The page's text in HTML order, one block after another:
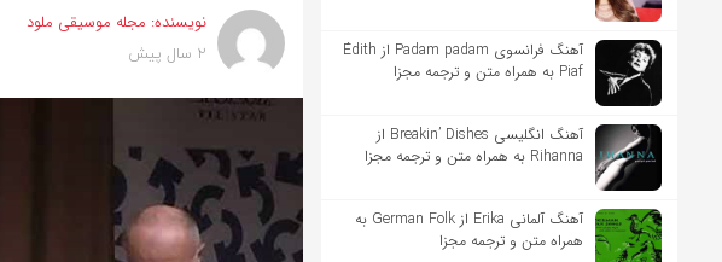
آهنگ فرانسوی Padam padam از Édith
Piaf به همراه متن و ترجمه مجزا
آهنگ انگلیسی Breakin’ Dishes از
Rihanna به همراه متن و ترجمه مجزا
آهنگ آلمانی Erika از German Folk به
همراه متن و ترجمه مجزا
نویسنده: مجله موسیقی ملود
2 سال پیش